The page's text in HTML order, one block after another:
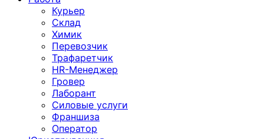
Курьер
Склад
Химик
Перевозчик
Трафаретчик
HR-Менеджер
Гровер
Лаборант
Силовые услуги
Франшиза
Оператор